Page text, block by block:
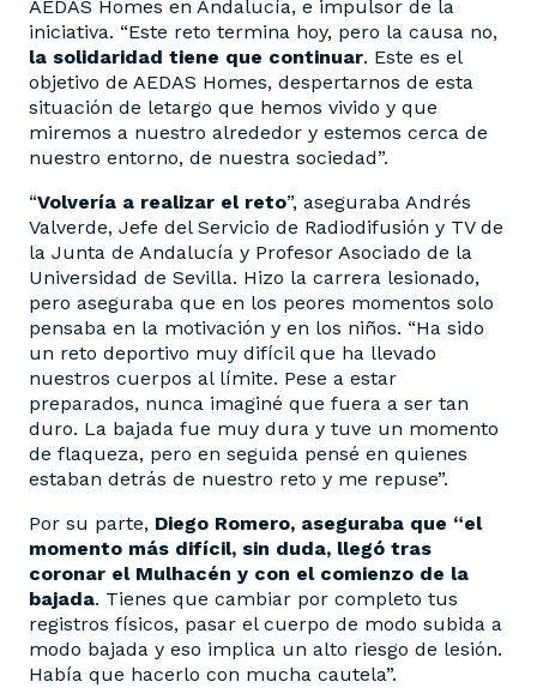
AEDAS Homes en Andalucía, e impulsor de la
iniciativa. “Este reto termina hoy, pero la causa no,
la solidaridad tiene que continuar. Este es el
objetivo de AEDAS Homes, despertarnos de esta
situación de letargo que hemos vivido y que
miremos a nuestro alrededor y estemos cerca de
nuestro entorno, de nuestra sociedad”.
“Volvería a realizar el reto”, aseguraba Andrés
Valverde, Jefe del Servicio de Radiodifusión y TV de
la Junta de Andalucía y Profesor Asociado de la
Universidad de Sevilla. Hizo la carrera lesionado,
pero aseguraba que en los peores momentos solo
pensaba en la motivación y en los niños. “Ha sido
un reto deportivo muy difícil que ha llevado
nuestros cuerpos al límite. Pese a estar
preparados, nunca imaginé que fuera a ser tan
duro. La bajada fue muy dura y tuve un momento
de flaqueza, pero en seguida pensé en quienes
estaban detrás de nuestro reto y me repuse”.
Por su parte, Diego Romero, aseguraba que “el
momento más difícil, sin duda, llegó tras
coronar el Mulhacén y con el comienzo de la
bajada. Tienes que cambiar por completo tus
registros físicos, pasar el cuerpo de modo subida a
modo bajada y eso implica un alto riesgo de lesión.
Había que hacerlo con mucha cautela”.